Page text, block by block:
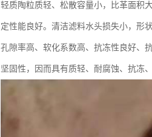
轻质陶粒质轻、松散容量小，比革面积
定性能良好。清洁滤料水头损失小，形
孔隙率高、软化系数高、抗冻性良好、
坚固性，因而具有质轻、耐腐蚀、抗冻